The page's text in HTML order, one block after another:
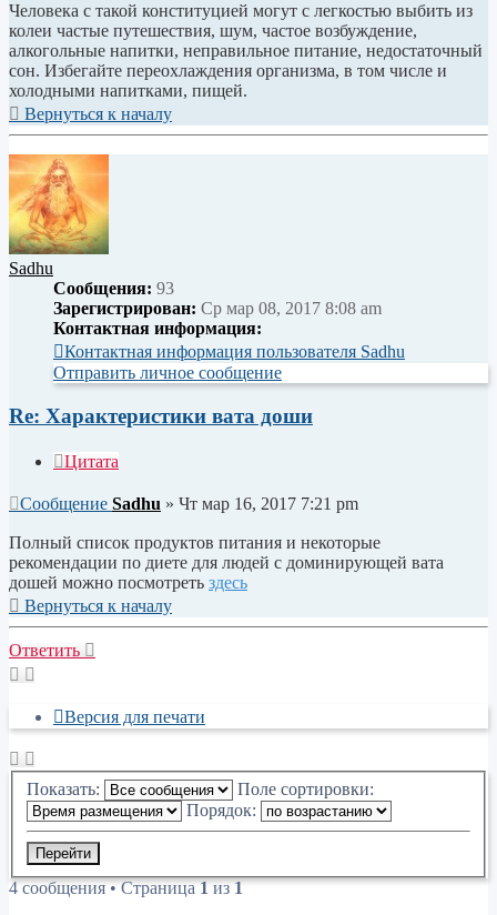
Человека с такой конституцией могут с легкостью выбить из
колеи частые путешествия, шум, частое возбуждение,
алкогольные напитки, неправильное питание, недостаточный
сон. Избегайте переохлаждения организма, в том числе и
холодными напитками, пищей.
Вернуться к началу
Sadhu
Сообщения: 93
Зарегистрирован: Ср мар 08, 2017 8:08 am
Контактная информация:
Контактная информация пользователя Sadhu
Отправить личное сообщение
Re: Характеристики вата доши
Цитата
Сообщение Sadhu » Чт мар 16, 2017 7:21 pm
Полный список продуктов питания и некоторые
рекомендации по диете для людей с доминирующей вата
дошей можно посмотреть здесь
Вернуться к началу
Ответить
Версия для печати
Показать:
Поле сортировки:
Порядок:
4 сообщения • Страница1из1